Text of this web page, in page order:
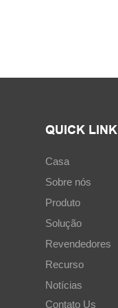
QUICK LINK
Casa
Sobre nós
Produto
Solução
Revendedores
Recurso
Notícias
Contato Us